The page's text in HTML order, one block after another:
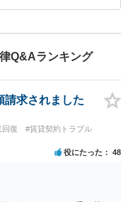
Q&Aランキング
請求されました
回復
#賃貸契約トラブル
役にたった 48